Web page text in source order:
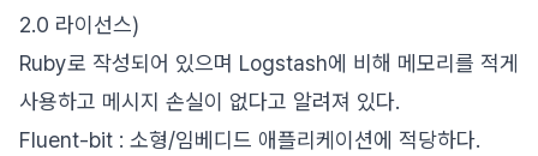
2.0 라이선스)
Ruby로 작성되어 있으며 Logstash에 비해 메모리를 적게
사용하고 메시지 손실이 없다고 알려져 있다.
Fluent-bit : 소형/임베디드 애플리케이션에 적당하다.